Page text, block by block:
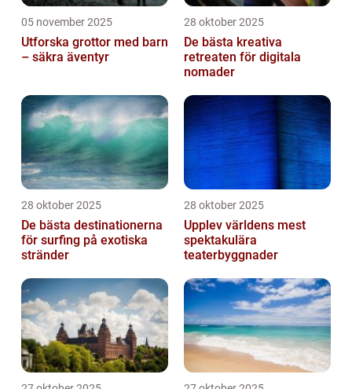
05 november 2025
Utforska grottor med barn
– säkra äventyr
28 oktober 2025
De bästa kreativa
retreaten för digitala
nomader
28 oktober 2025
De bästa destinationerna
för surfing på exotiska
stränder
28 oktober 2025
Upplev världens mest
spektakulära
teaterbyggnader